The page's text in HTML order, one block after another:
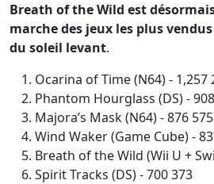
Breath of the Wild est
marche des jeux les plus
du soleil levant.
Ocarina of Time (N64) -
Phantom Hourglass (DS) -
Majora’s Mask (N64) - 876 575
Wind Waker (Game Cube) -
Breath of the Wild (Wii U +
Spirit Tracks (DS) - 700 373